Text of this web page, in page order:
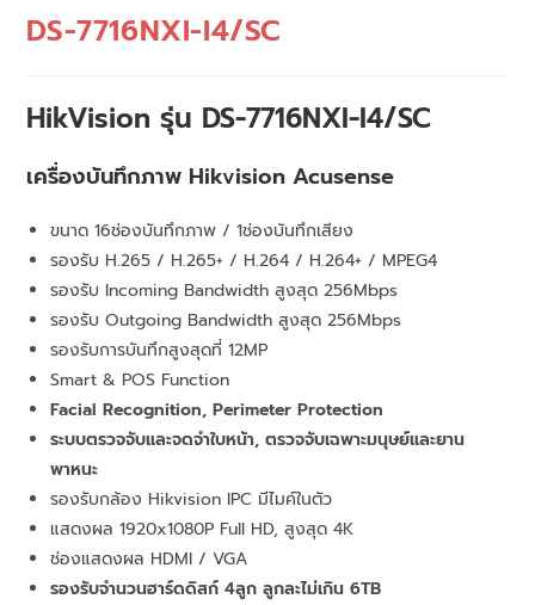
DS-7716NXI-I4/SC
HikVision รุ่น DS-7716NXI-I4/SC
เครื่องบันทึกภาพ Hikvision Acusense
ขนาด 16ช่องบันทึกภาพ / 1ช่องบันทึกเสียง
รองรับ H.265 / H.265+ / H.264 / H.264+ / MPEG4
รองรับ Incoming Bandwidth สูงสุด 256Mbps
รองรับ Outgoing Bandwidth สูงสุด 256Mbps
รองรับการบันทึกสูงสุดที่ 12MP
Smart & POS Function
Facial Recognition, Perimeter Protection
ระบบตรวจจับและจดจำใบหน้า, ตรวจจับเฉพาะมนุษย์และยาน
พาหนะ
รองรับกล้อง Hikvision IPC มีไมค์ในตัว
แสดงผล 1920x1080P Full HD, สูงสุด 4K
ช่องแสดงผล HDMI / VGA
รองรับจำนวนฮาร์ดดิสก์ 4ลูก ลูกละไม่เกิน 6TB